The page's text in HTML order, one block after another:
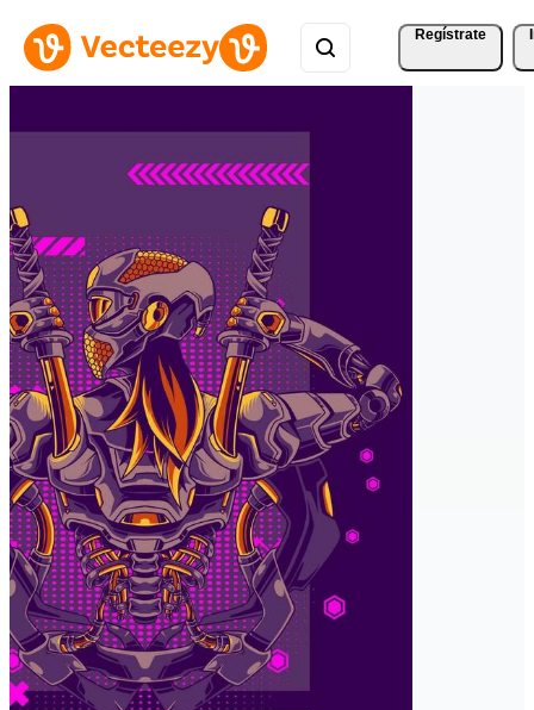
Regístrate